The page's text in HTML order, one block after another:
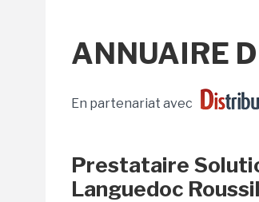
ANNUAIRE
En partenariat avec
Prestataire
Languedoc